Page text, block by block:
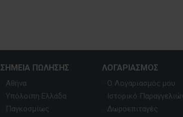
ΣΗΜΕΊΑ ΠΏΛΗΣΗΣ
Αθήνα
Υπόλοιπη Ελλάδα
Παγκοσμίως
ΛΟΓΑΡΙΑΣΜΌΣ
Ο Λογαριασμός μου
Ιστορικό
Δωροεπιταγές